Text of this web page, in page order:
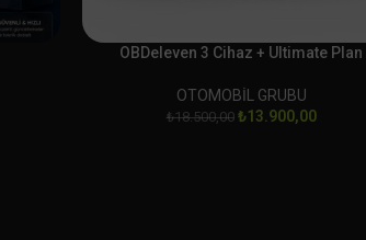
OBDeleven 3 Cihaz + Ultimate Plan
OTOMOBİL GRUBU
₺18.500,00 ₺13.900,00